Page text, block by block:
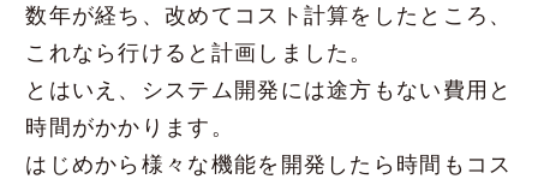
数年が経ち、改めてコスト計算をしたところ、
これなら行けると計画しました。
とはいえ、システム開発には途方もない費用と
時間がかかります。
はじめから様々な機能を開発したら時間もコス